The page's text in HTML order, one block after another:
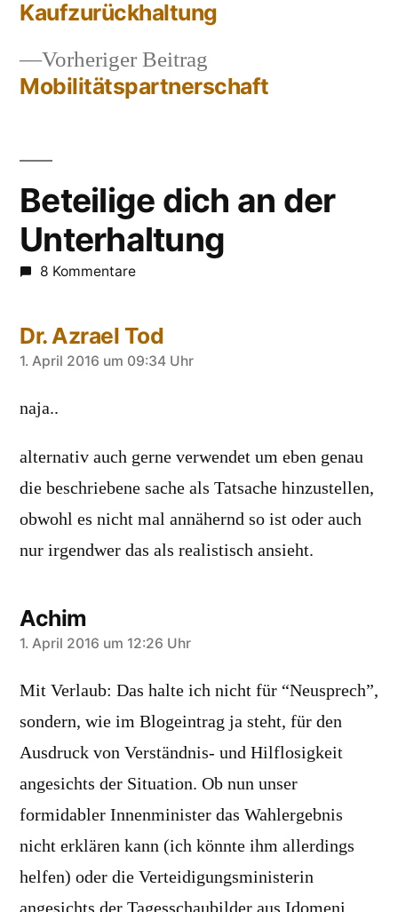
Beitragsnavigation
Vorheriger Beitrag
Beitrag:
Mobilitätspartnerschaft
Beitrag:
Kaufzurückhaltung
Beteilige dich an der
Unterhaltung
8 Kommentare
Dr. Azrael Tod
sagt:
1. April 2016 um 09:34 Uhr
naja..
alternativ auch gerne verwendet um eben genau
die beschriebene sache als Tatsache hinzustellen,
obwohl es nicht mal annähernd so ist oder auch
nur irgendwer das als realistisch ansieht.
Achim
sagt:
1. April 2016 um 12:26 Uhr
Mit Verlaub: Das halte ich nicht für “Neusprech”,
sondern, wie im Blogeintrag ja steht, für den
Ausdruck von Verständnis- und Hilflosigkeit
angesichts der Situation. Ob nun unser
formidabler Innenminister das Wahlergebnis
nicht erklären kann (ich könnte ihm allerdings
helfen) oder die Verteidigungsministerin